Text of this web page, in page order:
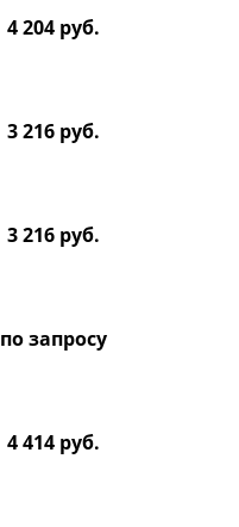
4 204 руб.
3 216 руб.
3 216 руб.
по запросу
4 414 руб.